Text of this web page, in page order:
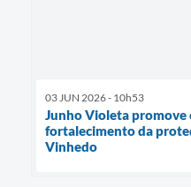
03 JUN 2026 - 10h53
Junho Violeta promove
fortalecimento da
Vinhedo